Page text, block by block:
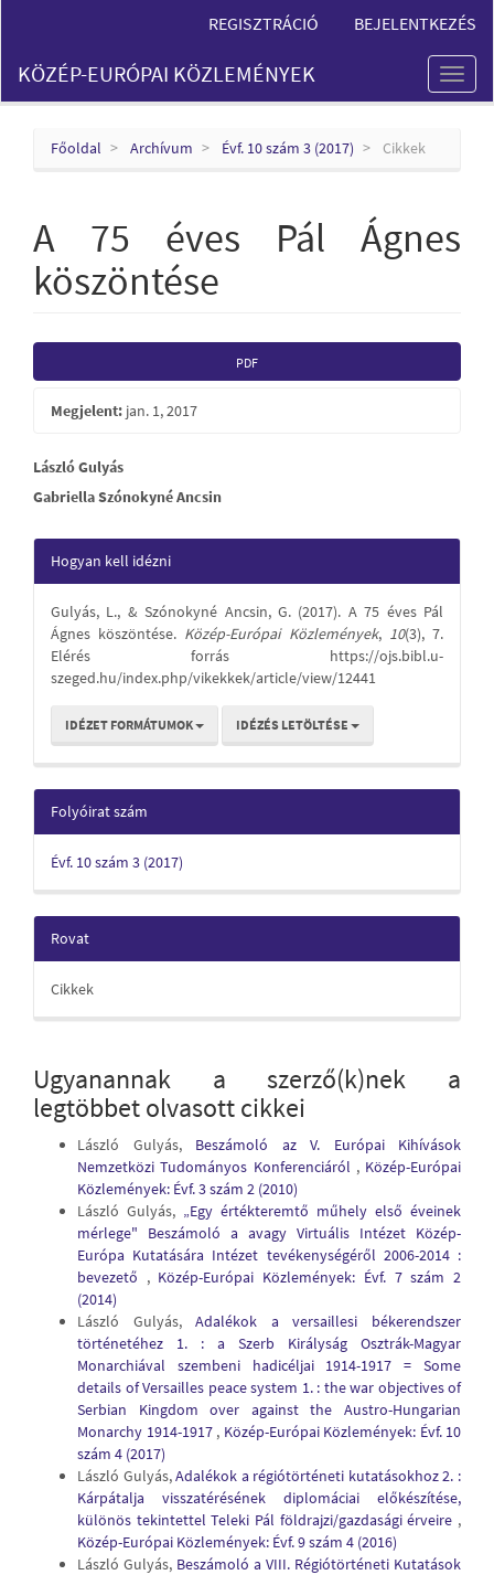
Content
Sidebar
REGISZTRÁCIÓ BEJELENTKEZÉS
Toggle
KÖZÉP-EURÓPAI KÖZLEMÉNYEK
Főoldal Archívum Évf. 10 szám 3 (2017) Cikkek
A 75 éves Pál Ágnes
köszöntése
Article
Sidebar
PDF
Megjelent: jan. 1, 2017
Main
Article
Content
László Gulyás
Gabriella Szónokyné Ancsin
Article
Details
Hogyan kell idézni
Gulyás, L., & Szónokyné Ancsin, G. (2017). A 75 éves Pál
Ágnes köszöntése. Közép-Európai Közlemények, 10(3), 7.
Elérés forrás https://ojs.bibl.u-
szeged.hu/index.php/vikekkek/article/view/12441
IDÉZET FORMÁTUMOK IDÉZÉS LETÖLTÉSE
Folyóirat szám
Évf. 10 szám 3 (2017)
Rovat
Cikkek
Ugyanannak a szerző(k)nek a
legtöbbet olvasott cikkei
László Gulyás, Beszámoló az V. Európai Kihívások
Nemzetközi Tudományos Konferenciáról , Közép-Európai
Közlemények: Évf. 3 szám 2 (2010)
László Gulyás, „Egy értékteremtő műhely első éveinek
mérlege" Beszámoló a avagy Virtuális Intézet Közép-
Európa Kutatására Intézet tevékenységéről 2006-2014 :
bevezető , Közép-Európai Közlemények: Évf. 7 szám 2
(2014)
László Gulyás,Adalékok a versaillesi békerendszer
történetéhez 1. : a Szerb Királyság Osztrák-Magyar
Monarchiával szembeni hadicéljai 1914-1917 = Some
details of Versailles peace system 1. : the war objectives of
Serbian Kingdom over against the Austro-Hungarian
Monarchy 1914-1917 , Közép-Európai Közlemények: Évf. 10
szám 4 (2017)
László Gulyás,Adalékok a régiótörténeti kutatásokhoz 2. :
Kárpátalja visszatérésének diplomáciai előkészítése,
különös tekintettel Teleki Pál földrajzi/gazdasági érveire ,
Közép-Európai Közlemények: Évf. 9 szám 4 (2016)
László Gulyás, Beszámoló a VIII. Régiótörténeti Kutatások